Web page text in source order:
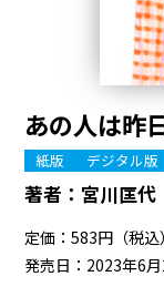
あの人は昨
紙版 デジタル版
著者： 宮川匡代
定価：583円（税込）
発売日：2023年6